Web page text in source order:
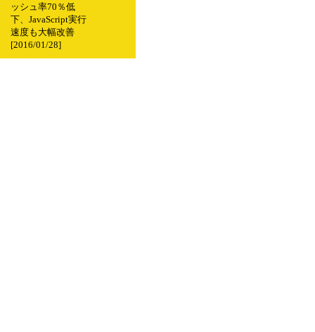
ッシュ率70％低
下、JavaScript実行
速度も大幅改善
[2016/01/28]